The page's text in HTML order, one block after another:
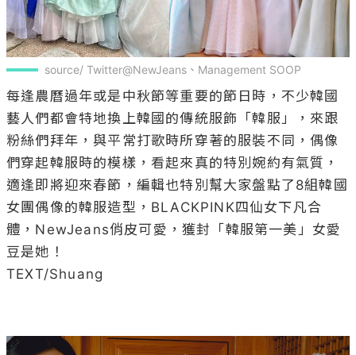
source/ Twitter@NewJeans、Management SOOP
每逢農曆過年或是中秋節等重要的節日時，不少韓國
藝人們都會特地換上韓國的傳統服飾「韓服」，來跟
粉絲們拜年，與平常打歌時所穿著的服裝不同，偶像
們穿起韓服時的模樣，看起來真的特別婉約有氣質，
適逢即將迎來春節，編輯也特別幫大家盤點了8組韓國
女團偶像的韓服造型，BLACKPINK四仙女下凡合
體，NewJeans俏皮可愛，獲封「韓服第一美」女愛
豆是她！
TEXT/Shuang